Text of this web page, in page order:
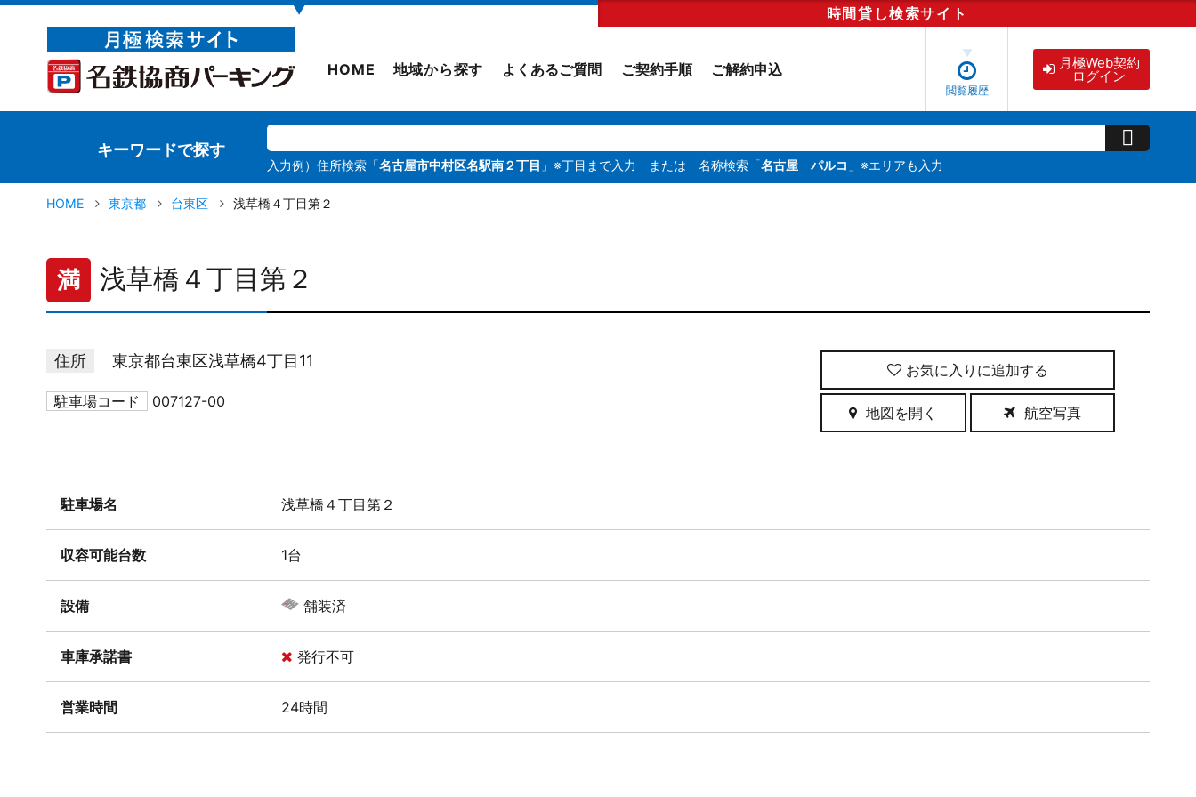
▼ 時間貸し検索サイト
HOME 地域から探す よくあるご質問 ご契約手順 ご解約申込
閲覧履歴
月極Web契約
ログイン
キーワードで探す
入力例）住所検索「名古屋市中村区名駅南２丁目 」※丁目まで入力 または 名称検索「名古屋 パルコ 」※エリアも入力
HOME 東京都 台東区 浅草橋４丁目第２
満 浅草橋４丁目第２
住所 東京都台東区浅草橋4丁目11
駐車場コード 007127-00
お気に入りに追加
地図を開く 航空写真
駐車場名 浅草橋４丁目第２
収容可能台数 1台
設備 舗装済
車庫承諾書 発行不可
営業時間 24時間